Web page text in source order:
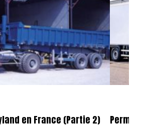
en France (Partie 2) Permier